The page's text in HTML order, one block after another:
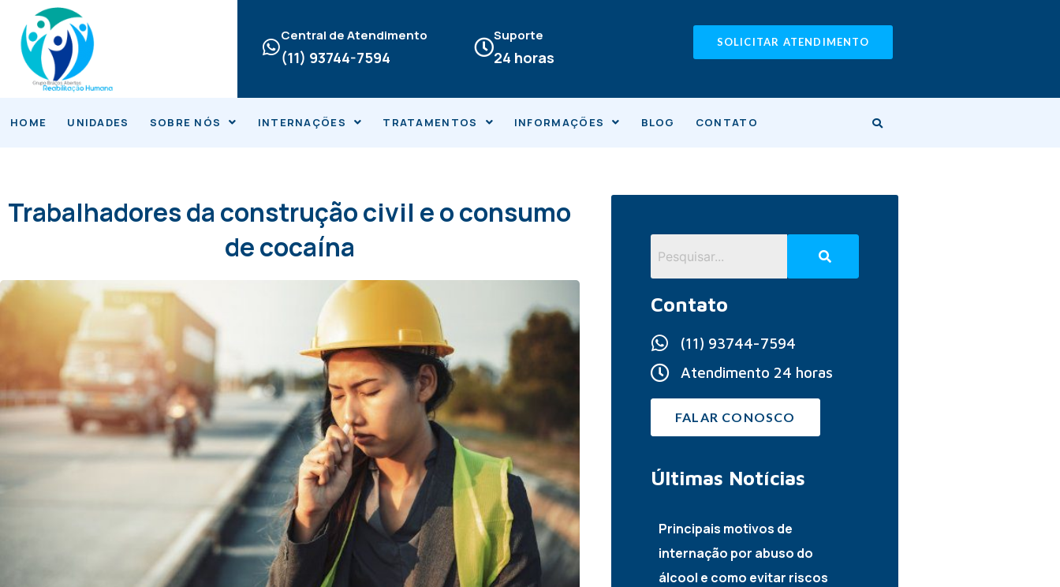
para
conteúdo
Central de Atendimento
(11) 93744-7594
Suporte
24 horas
SOLICITAR ATENDIMENTO
HOME UNIDADES SOBRE NÓS INTERNAÇÕES TRATAMENTOS INFORMAÇÕES BLOG CONTATO
Trabalhadores da construção civil e o consumo
de cocaína
Contato
(11) 93744-7594
Atendimento 24 horas
FALAR CONOSCO
Últimas Notícias
Principais motivos de
internação por abuso do
álcool e como evitar riscos